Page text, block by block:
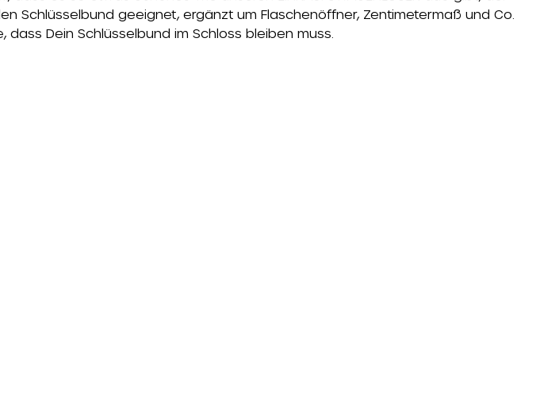
Schlüsselbund geeignet, ergänzt um Flaschenöffner, Zentimetermaß und Co.
Dein Schlüsselbund im Schloss bleiben muss.